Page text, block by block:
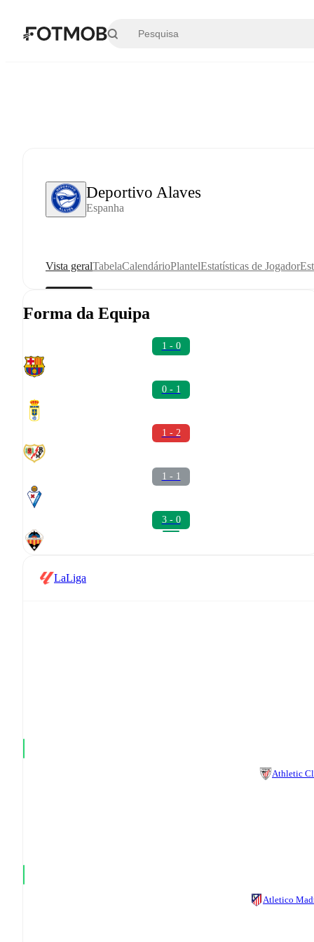
Deportivo Alaves
Espanha
Vista geralTabelaCalendárioPlantelEstatísticas de Jogador
Forma da Equipa
1 - 0
0 - 1
1 - 2
1 - 1
3 - 0
LaLiga
Athletic
Atletico